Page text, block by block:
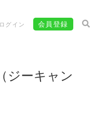
ログイン 会員登録
ジーキャン